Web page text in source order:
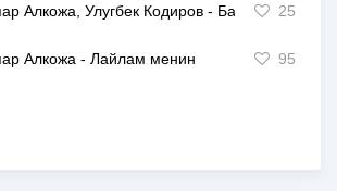
Алкожа, Улугбек Кодиров - Бауырын25
Алкожа - Лайлам менин
95